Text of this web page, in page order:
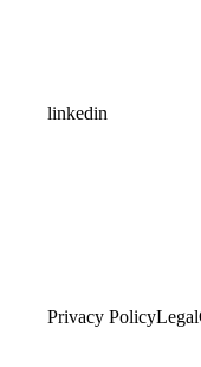
linkedin
Privacy PolicyLegal